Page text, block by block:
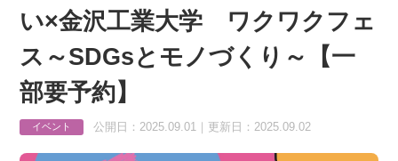
い×金沢工業大学 ワクワクフェ
ス～SDGsとモノづくり～【一
部要予約】
イベント 公開日：2025.09.01｜更新日：2025.09.02